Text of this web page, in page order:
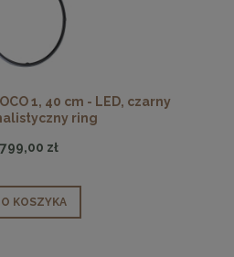
1, 40 cm - LED, czarny
ring
799,00 zł
KOSZYKA